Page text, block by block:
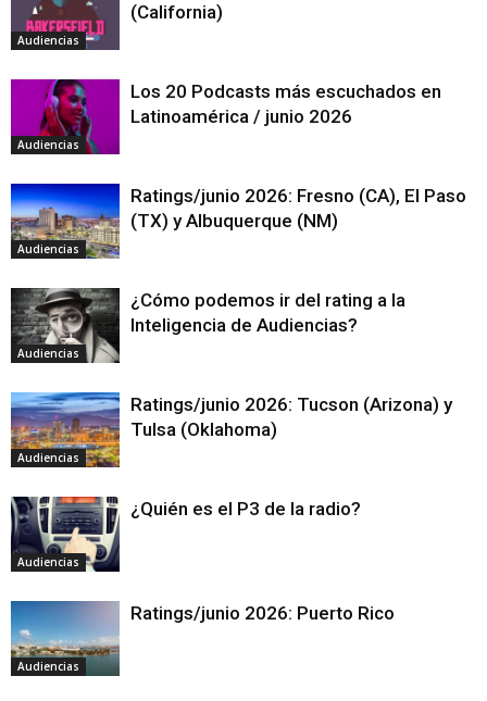
Audiencias
(California)
Audiencias
Los 20 Podcasts más escuchados en
Latinoamérica / junio 2026
Audiencias
Ratings/junio 2026: Fresno (CA), El Paso
(TX) y Albuquerque (NM)
Audiencias
¿Cómo podemos ir del rating a la
Inteligencia de Audiencias?
Audiencias
Ratings/junio 2026: Tucson (Arizona) y
Tulsa (Oklahoma)
Audiencias
¿Quién es el P3 de la radio?
Audiencias
Ratings/junio 2026: Puerto Rico